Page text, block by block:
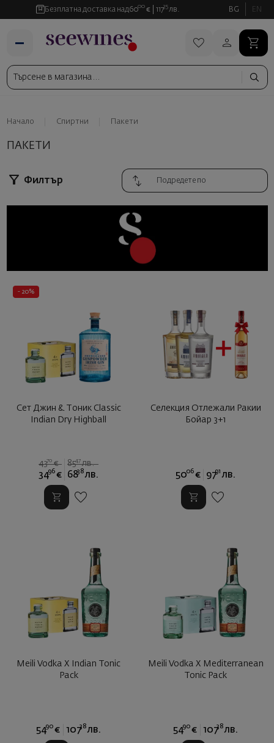
Безплатна доставка над6000 € 11735 лв. BG EN
Начало Спиртни Пакети
ПАКЕТИ
Филтър
- 20%
Сет Джин & Тоник Classic
Indian Dry Highball
4370 € 8547 лв.
3496 € 6838 лв.
Селекция Отлежали Ракии
Бойар 3+1
5006 € 9791 лв.
Meili Vodka X Indian Tonic
Pack
5490 € 10738 лв.
Meili Vodka X Mediterranean
Tonic Pack
5490 € 10738 лв.